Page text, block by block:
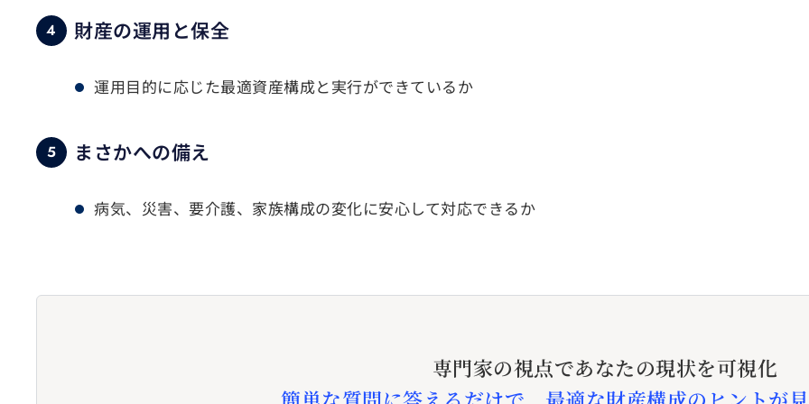
4 財産の運用と保全
運用目的に応じた最適資産構成と実行ができているか
5 まさかへの備え
病気、災害、要介護、家族構成の変化に安心して対応できるか
専門家の視点であなたの現状を可視化